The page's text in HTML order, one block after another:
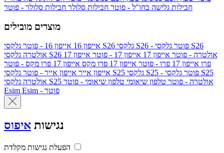
חבילות גלישה בחו"ל - פוטר חבילות סלולר חבילות סלולר - פוטר
מוצרים מובילים
אייפון 16 אייפון 16 - פוטר גלקסי S26 גלקסי S26 - פוטר גלקסי S26
אולטרה
גלקסי S26 אולטרה - פוטר אייפון 17 אייפון 17 - פוטר
אייפון 17
פרו אייפון 17 פרו - פוטר אייפון 17 פרו מקס
אייפון 17 פרו מקס - פוטר
אייפון אייר אייפון אייר - פוטר גלקסי S25 גלקסי S25 - פוטר גלקסי S25
אולטרה
גלקסי S25 אולטרה - פוטר טלפון שיאומי טלפון שיאומי - פוטר
Esim
Esim - פוטר
נגישות איפוס
הפעלת נגישות מקלדת